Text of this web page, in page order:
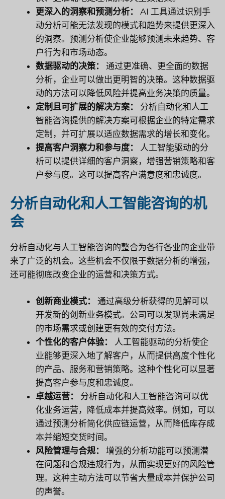
更深入的洞察和预测分析：
AI 工具通过识别手
动分析可能无法发现的模式和趋势来提供更深入
的洞察。预测分析使企业能够预测未来趋势、客
户行为和市场动态。
数据驱动的决策：
通过更准确、更全面的数据
分析，企业可以做出更明智的决策。这种数据驱
动的方法可以降低风险并提高业务决策的质量。
定制且可扩展的解决方案：
分析自动化和人工
智能咨询提供的解决方案可根据企业的特定需求
定制，并可扩展以适应数据需求的增长和变化。
提高客户洞察力和参与度：
人工智能驱动的分
析可以提供详细的客户洞察，增强营销策略和客
户参与度。这可以提高客户满意度和忠诚度。
分析自动化和人工智能咨询的机
会
分析自动化与人工智能咨询的整合为各行各业的企业带
来了广泛的机会。这些机会不仅限于数据分析的增强，
还可能彻底改变企业的运营和决策方式。
创新商业模式：
通过高级分析获得的见解可以
开发新的创新业务模式。公司可以发现尚未满足
的市场需求或创建更有效的交付方法。
个性化的客户体验：
人工智能驱动的分析使企
业能够更深入地了解客户，从而提供高度个性化
的产品、服务和营销策略。这种个性化可以显著
提高客户参与度和忠诚度。
卓越运营：
分析自动化和人工智能咨询可以优
化业务运营，降低成本并提高效率。例如，可以
通过预测分析简化供应链运营，从而降低库存成
本并缩短交货时间。
风险管理与合规：
增强的分析功能可以预测潜
在问题和合规违规行为，从而实现更好的风险管
理。这种主动方法可以节省大量成本并保护公司
的声誉。